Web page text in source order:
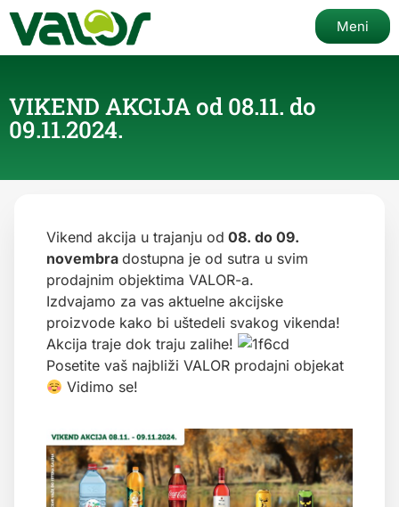
Meni
VIKEND AKCIJA od 08.11. do
09.11.2024.
Vikend akcija u trajanju od 08. do 09.
novembra dostupna je od sutra u svim
prodajnim objektima VALOR-a.
Izdvajamo za vas aktuelne akcijske
proizvode kako bi uštedeli svakog vikenda!
Akcija traje dok traju zalihe!
Posetite vaš najbliži VALOR prodajni objekat
Vidimo se!